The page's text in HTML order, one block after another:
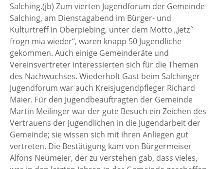
Salching.(jb) Zum vierten Jugendforum der Gemeinde
Salching, am Dienstagabend im Bürger- und
Kulturtreff in Oberpiebing, unter dem Motto „Jetz`
frogn mia wieder“, waren knapp 50 Jugendliche
gekommen. Auch einige Gemeinderäte und
Vereinsvertreter interessierten sich für die Themen
des Nachwuchses. Wiederholt Gast beim Salchinger
Jugendforum war auch Kreisjugendpfleger Richard
Maier. Für den Jugendbeauftragten der Gemeinde
Martin Meilinger war der gute Besuch ein Zeichen des
Vertrauens der Jugendlichen in die Jugendarbeit der
Gemeinde; sie wissen sich mit ihren Anliegen gut
vertreten. Die Bestätigung kam von Bürgermeiser
Alfons Neumeier, der zu verstehen gab, dass vieles,